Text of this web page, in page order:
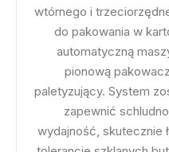
wtórnego i
do pakowania w
automatyczną
pionową
paletyzujący. System
zapewnić
wydajność, skutecznie